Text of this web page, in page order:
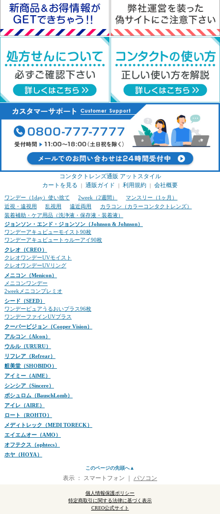
コンタクトレンズ通販 アットスタイル
カートを見る
通販ガイド 利用規約 会社概要
ワンデー（1day）使い捨て 2week（2週間）
マンスリー（1ヶ月）
近視・遠視用
乱視用 遠近両用
カラコン（カラーコンタクトレンズ）
装着補助・ケア用品（洗浄液・保存液・装着液）
ジョンソン・エンド・ジョンソン（Johnson & Johnson）
ワンデーアキュビューモイスト90枚
ワンデーアキュビュートゥルーアイ90枚
クレオ（CREO）
クレオワンデーUVモイスト
クレオワンデーUVリング
メニコン（Menicon）
メニコンワンデー
2weekメニコンプレミオ
シード（SEED）
ワンデーピュアうるおいプラス96枚
ワンデーファインUVプラス
クーパービジョン（Cooper Vision）
アルコン（Alcon）
ウルル（URURU）
リフレア（Refrear）
粧美堂（SHOBIDO）
アイミー（AlME）
シンシア（Sincere）
ボシュロム（BauschLomb）
アイレ（AIRE）
ロート（ROHTO）
メディトレック（MEDI TORECK）
エイエムオー（AMO）
オフテクス（ophtecs）
ホヤ（HOYA）
このページの先頭へ▲
表示 ： スマートフォン パソコン
個人情報保護ポリシー
特定商取引に関する法律に基づく表示
CREO公式サイト